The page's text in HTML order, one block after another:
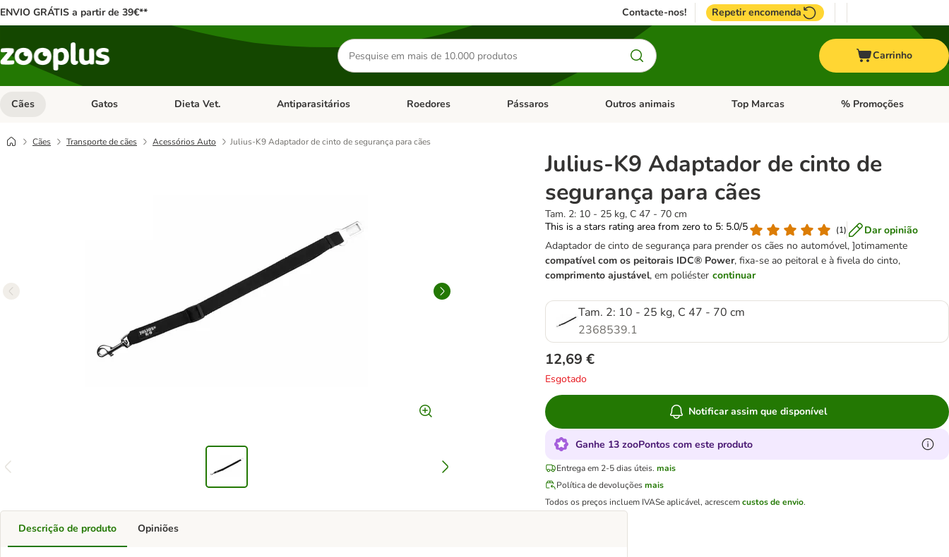
ENVIO GRÁTIS a partir de 39€** Contacte-nos! Repetir encomenda
Pesquisar
produtos
Carrinho
Cães Abrir menu de categoria: Cães
Gatos Abrir menu de categoria: Gatos
Dieta Vet. Abrir menu de categoria: Dieta Vet.
Antiparasitários Abrir menu de categoria: Antiparasitários
Roedores Abrir menu de categoria: Roedores
Pássaros Abrir menu de categoria: Pássaros
Outros animais Abrir menu de categoria: Outros animais
Top Marcas Abrir menu de categoria:
% Promoções
Cães Transporte de cães Acessórios Auto Julius-K9 Adaptador de cinto de segurança para cães
Julius-K9 Adaptador de cinto de
segurança para cães
Tam. 2: 10 - 25 kg, C 47 - 70 cm
This is a stars rating area from zero to 5: 5.0/5
(1)
Dar opinião
Adaptador de cinto de segurança para prender os cães no automóvel, ]otimamente
compatível com os peitorais IDC® Power, fixa-se ao peitoral e à fivela do cinto,
comprimento ajustável, em poliéster continuar
Tam. 2: 10 - 25 kg, C 47 - 70 cm
2368539.1
12,69 €
Esgotado
Notificar assim que disponível
Ganhe 13 zooPontos com este produto
Entrega em 2-5 dias úteis. mais
Política de devoluções mais
Todos os preços incluem IVASe aplicável, acrescemcustos de envio.
Descrição de produto Opiniões